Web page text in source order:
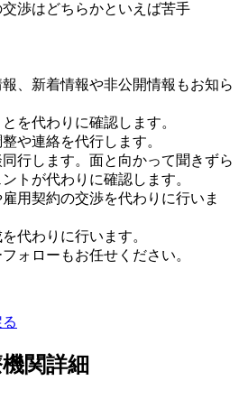
渉はどちらかといえば苦手
、新着情報や非公開情報もお知ら
を代わりに確認します。
や連絡を代行します。
行します。面と向かって聞きずら
トが代わりに確認します。
用契約の交渉を代わりに行いま
代わりに行います。
ォローもお任せください。
関詳細